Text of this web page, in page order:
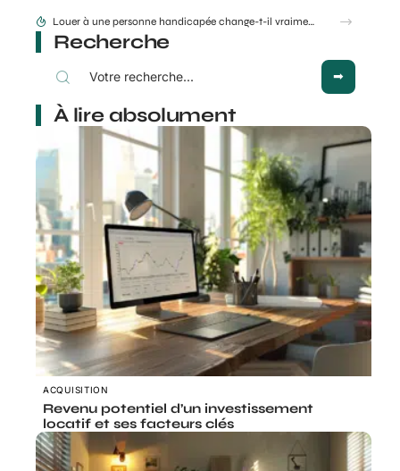
Louer à une personne handicapée change-t-il vraiment le risque d’impayés ?
Recherche
À lire absolument
ACQUISITION
Revenu potentiel d’un investissement
locatif et ses facteurs clés